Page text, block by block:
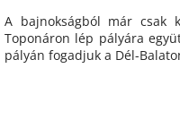
A bajnokságból már csak
Toponáron lép pályára
pályán fogadjuk a Dél-